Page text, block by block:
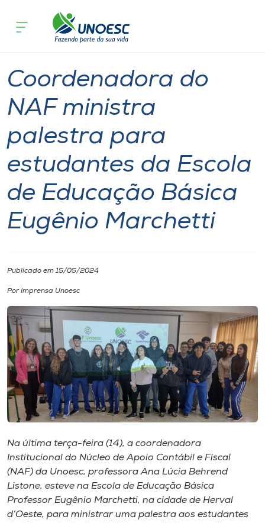
Cursos
Pesquisa
Atendimento ao Estudante
Portal de Ensino
Unoesc
I.nova
Diplomados
Cultura
CPA
Editora
Rádio
Coordenadora do
NAF ministra
palestra para
estudantes da Escola
de Educação Básica
Eugênio Marchetti
Publicado em 15/05/2024
Por Imprensa Unoesc
Na última terça-feira (14), a coordenadora
Institucional do Núcleo de Apoio Contábil e Fiscal
(NAF) da Unoesc, professora Ana Lúcia Behrend
Listone, esteve na Escola de Educação Básica
Professor Eugênio Marchetti, na cidade de Herval
d’Oeste, para ministrar uma palestra aos estudantes